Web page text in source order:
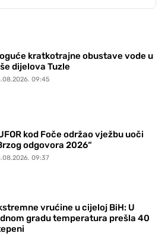
kratkotrajne obustave vode u
dijelova Tuzle
09:45
kod Foče održao vježbu uoči
odgovora 2026“
09:37
vrućine u cijeloj BiH: U
gradu temperatura prešla 40